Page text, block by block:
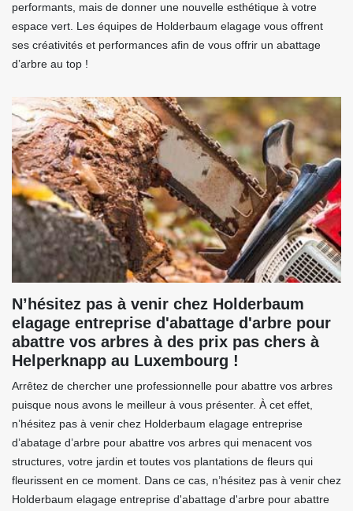
performants, mais de donner une nouvelle esthétique à votre
espace vert. Les équipes de Holderbaum elagage vous offrent
ses créativités et performances afin de vous offrir un abattage
d’arbre au top !
N’hésitez pas à venir chez Holderbaum
elagage entreprise d'abattage d'arbre pour
abattre vos arbres à des prix pas chers à
Helperknapp au Luxembourg !
Arrêtez de chercher une professionnelle pour abattre vos arbres
puisque nous avons le meilleur à vous présenter. À cet effet,
n’hésitez pas à venir chez Holderbaum elagage entreprise
d’abatage d’arbre pour abattre vos arbres qui menacent vos
structures, votre jardin et toutes vos plantations de fleurs qui
fleurissent en ce moment. Dans ce cas, n’hésitez pas à venir chez
Holderbaum elagage entreprise d'abattage d'arbre pour abattre